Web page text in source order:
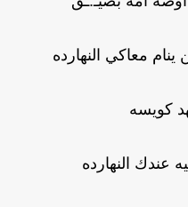
معاكي النهارده
كويسه
النهارده